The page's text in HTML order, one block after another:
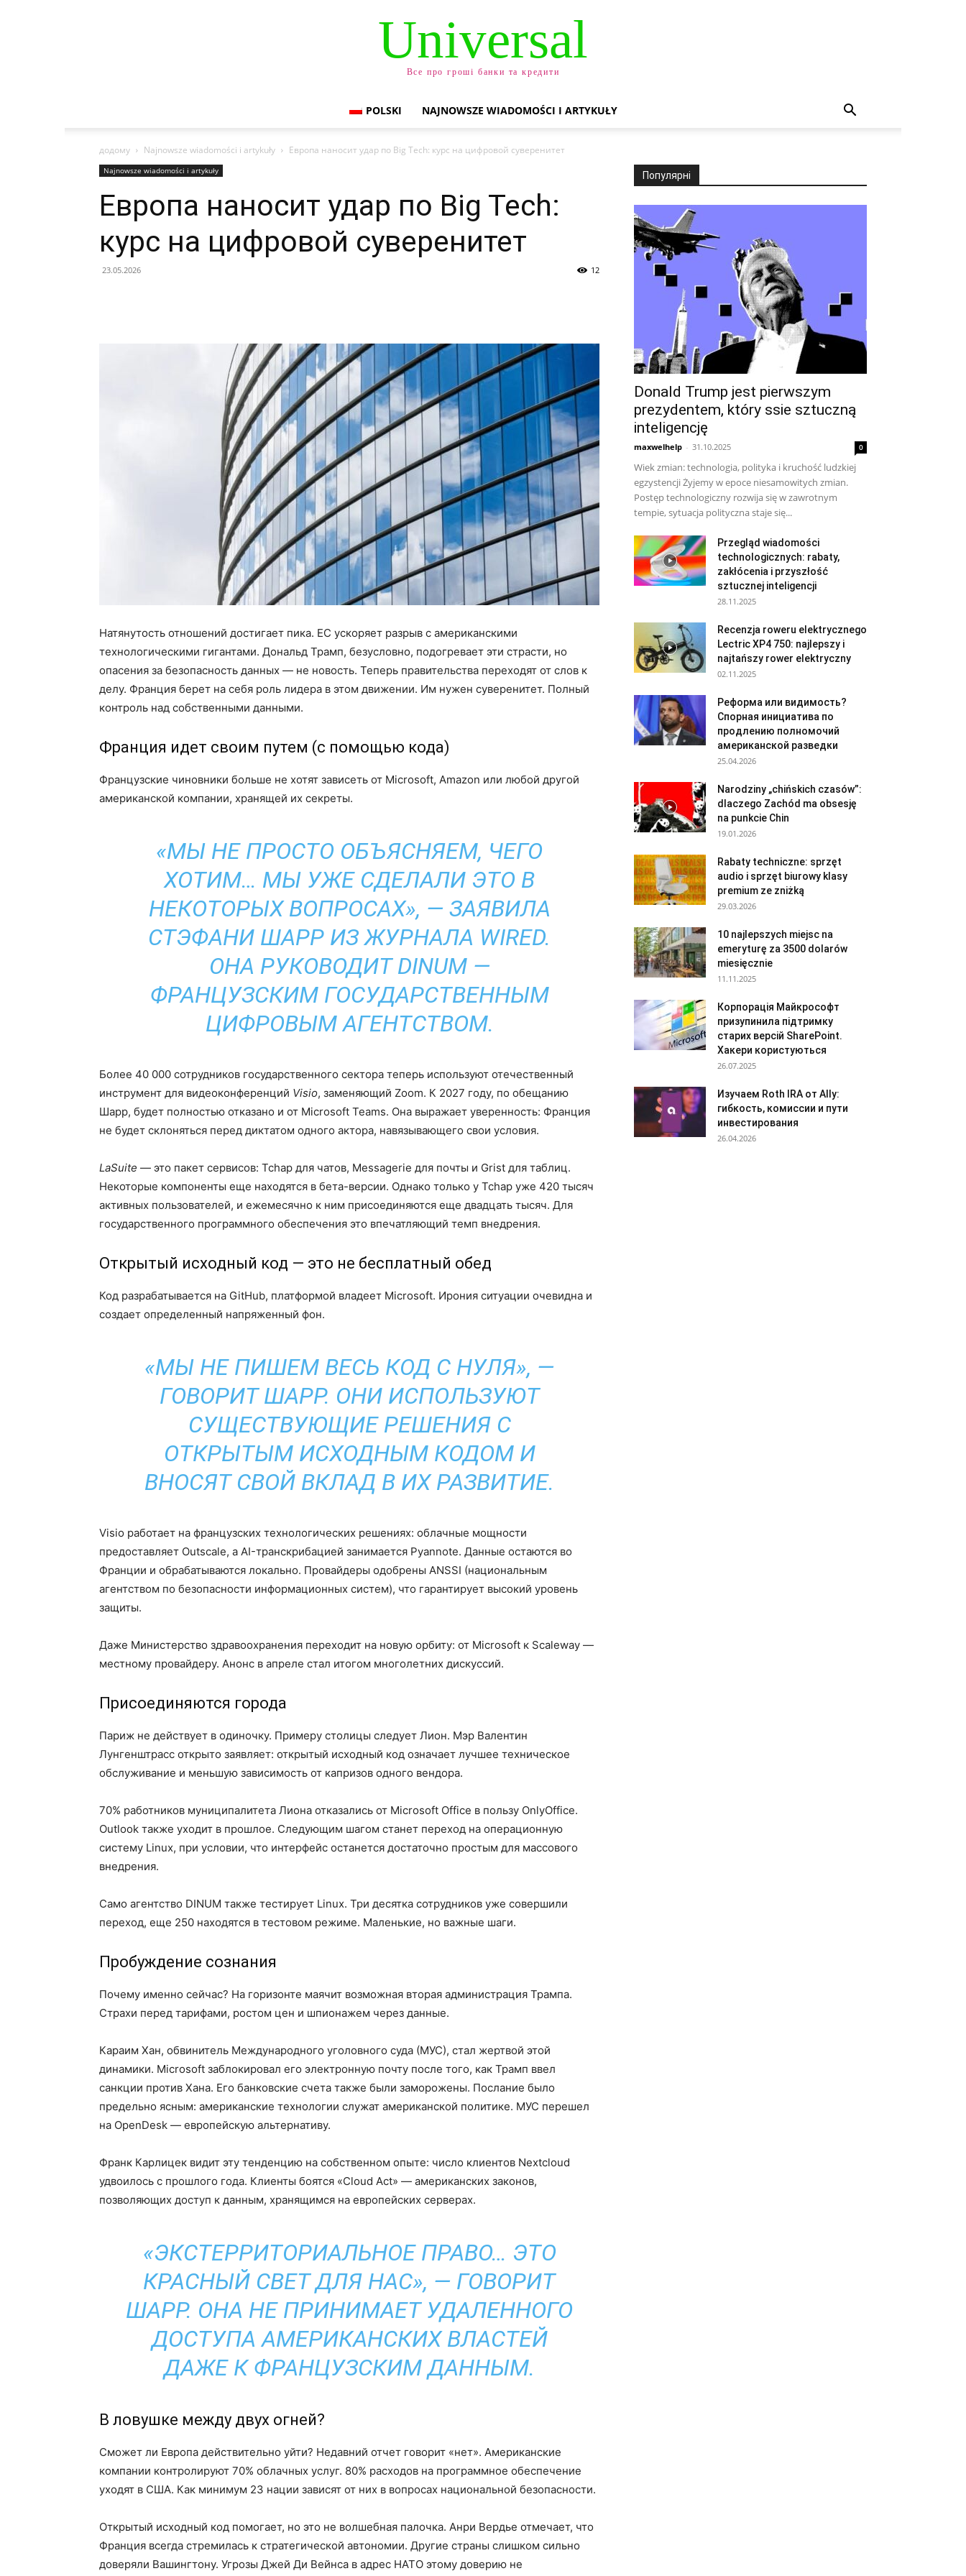
Universal
Все про гроші банки та кредити
POLSKI NAJNOWSZE WIADOMOŚCI I ARTYKUŁY
додому Najnowsze wiadomości i artykuły Европа наносит удар по Big Tech: курс на цифровой суверенитет
Najnowsze wiadomości i artykuły
Европа наносит удар по Big Tech:
курс на цифровой суверенитет
23.05.2026 12
Натянутость отношений достигает пика. ЕС ускоряет разрыв с американскими
технологическими гигантами. Дональд Трамп, безусловно, подогревает эти страсти, но
опасения за безопасность данных — не новость. Теперь правительства переходят от слов к
делу. Франция берет на себя роль лидера в этом движении. Им нужен суверенитет. Полный
контроль над собственными данными.
Франция идет своим путем (с помощью кода)
Французские чиновники больше не хотят зависеть от Microsoft, Amazon или любой другой
американской компании, хранящей их секреты.
«МЫ НЕ ПРОСТО ОБЪЯСНЯЕМ, ЧЕГО
ХОТИМ… МЫ УЖЕ СДЕЛАЛИ ЭТО В
НЕКОТОРЫХ ВОПРОСАХ», — ЗАЯВИЛА
СТЭФАНИ ШАРР ИЗ ЖУРНАЛА WIRED.
ОНА РУКОВОДИТ DINUM —
ФРАНЦУЗСКИМ ГОСУДАРСТВЕННЫМ
ЦИФРОВЫМ АГЕНТСТВОМ.
Более 40 000 сотрудников государственного сектора теперь используют отечественный
инструмент для видеоконференций Visio, заменяющий Zoom. К 2027 году, по обещанию
Шарр, будет полностью отказано и от Microsoft Teams. Она выражает уверенность: Франция
не будет склоняться перед диктатом одного актора, навязывающего свои условия.
LaSuite — это пакет сервисов: Tchap для чатов, Messagerie для почты и Grist для таблиц.
Некоторые компоненты еще находятся в бета-версии. Однако только у Tchap уже 420 тысяч
активных пользователей, и ежемесячно к ним присоединяются еще двадцать тысяч. Для
государственного программного обеспечения это впечатляющий темп внедрения.
Открытый исходный код — это не бесплатный обед
Код разрабатывается на GitHub, платформой владеет Microsoft. Ирония ситуации очевидна и
создает определенный напряженный фон.
«МЫ НЕ ПИШЕМ ВЕСЬ КОД С НУЛЯ», —
ГОВОРИТ ШАРР. ОНИ ИСПОЛЬЗУЮТ
СУЩЕСТВУЮЩИЕ РЕШЕНИЯ С
ОТКРЫТЫМ ИСХОДНЫМ КОДОМ И
ВНОСЯТ СВОЙ ВКЛАД В ИХ РАЗВИТИЕ.
Visio работает на французских технологических решениях: облачные мощности
предоставляет Outscale, а AI-транскрибацией занимается Pyannote. Данные остаются во
Франции и обрабатываются локально. Провайдеры одобрены ANSSI (национальным
агентством по безопасности информационных систем), что гарантирует высокий уровень
защиты.
Даже Министерство здравоохранения переходит на новую орбиту: от Microsoft к Scaleway —
местному провайдеру. Анонс в апреле стал итогом многолетних дискуссий.
Присоединяются города
Париж не действует в одиночку. Примеру столицы следует Лион. Мэр Валентин
Лунгенштрасс открыто заявляет: открытый исходный код означает лучшее техническое
обслуживание и меньшую зависимость от капризов одного вендора.
70% работников муниципалитета Лиона отказались от Microsoft Office в пользу OnlyOffice.
Outlook также уходит в прошлое. Следующим шагом станет переход на операционную
систему Linux, при условии, что интерфейс останется достаточно простым для массового
внедрения.
Само агентство DINUM также тестирует Linux. Три десятка сотрудников уже совершили
переход, еще 250 находятся в тестовом режиме. Маленькие, но важные шаги.
Пробуждение сознания
Почему именно сейчас? На горизонте маячит возможная вторая администрация Трампа.
Страхи перед тарифами, ростом цен и шпионажем через данные.
Караим Хан, обвинитель Международного уголовного суда (МУС), стал жертвой этой
динамики. Microsoft заблокировал его электронную почту после того, как Трамп ввел
санкции против Хана. Его банковские счета также были заморожены. Послание было
предельно ясным: американские технологии служат американской политике. МУС перешел
на OpenDesk — европейскую альтернативу.
Франк Карлицек видит эту тенденцию на собственном опыте: число клиентов Nextcloud
удвоилось с прошлого года. Клиенты боятся «Cloud Act» — американских законов,
позволяющих доступ к данным, хранящимся на европейских серверах.
«ЭКСТЕРРИТОРИАЛЬНОЕ ПРАВО… ЭТО
КРАСНЫЙ СВЕТ ДЛЯ НАС», — ГОВОРИТ
ШАРР. ОНА НЕ ПРИНИМАЕТ УДАЛЕННОГО
ДОСТУПА АМЕРИКАНСКИХ ВЛАСТЕЙ
ДАЖЕ К ФРАНЦУЗСКИМ ДАННЫМ.
В ловушке между двух огней?
Сможет ли Европа действительно уйти? Недавний отчет говорит «нет». Американские
компании контролируют 70% облачных услуг. 80% расходов на программное обеспечение
уходят в США. Как минимум 23 нации зависят от них в вопросах национальной безопасности.
Открытый исходный код помогает, но это не волшебная палочка. Анри Вердье отмечает, что
Франция всегда стремилась к стратегической автономии. Другие страны слишком сильно
доверяли Вашингтону. Угрозы Джей Ди Вейнса в адрес НАТО этому доверию не
Популярні
Donald Trump jest pierwszym
prezydentem, który ssie sztuczną
inteligencję
maxwelhelp - 31.10.2025 0
Wiek zmian: technologia, polityka i kruchość ludzkiej
egzystencji Żyjemy w epoce niesamowitych zmian.
Postęp technologiczny rozwija się w zawrotnym
tempie, sytuacja polityczna staje się...
Przegląd wiadomości
technologicznych: rabaty,
zakłócenia i przyszłość
sztucznej inteligencji
28.11.2025
Recenzja roweru elektrycznego
Lectric XP4 750: najlepszy i
najtańszy rower elektryczny
02.11.2025
Реформа или видимость?
Спорная инициатива по
продлению полномочий
американской разведки
25.04.2026
Narodziny „chińskich czasów”:
dlaczego Zachód ma obsesję
na punkcie Chin
19.01.2026
Rabaty techniczne: sprzęt
audio i sprzęt biurowy klasy
premium ze zniżką
29.03.2026
10 najlepszych miejsc na
emeryturę za 3500 dolarów
miesięcznie
11.11.2025
Корпорація Майкрософт
призупинила підтримку
старих версій SharePoint.
Хакери користуються
26.07.2025
Изучаем Roth IRA от Ally:
гибкость, комиссии и пути
инвестирования
26.04.2026